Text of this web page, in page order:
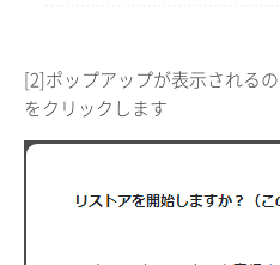
[2]ポップアップが表示される
をクリックします